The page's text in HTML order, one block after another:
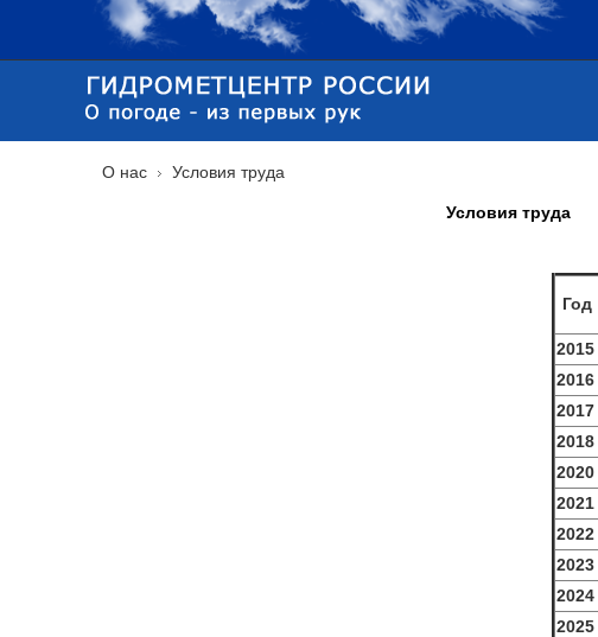
О нас Условия труда
Условия труда
Год
2015
2016
2017
2018
2020
2021
2022
2023
2024
2025